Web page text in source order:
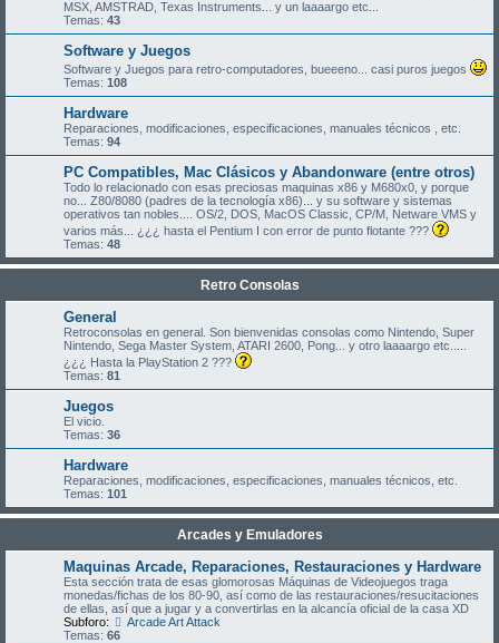
MSX, AMSTRAD, Texas Instruments... y un laaaargo etc...
Temas: 43
Software y Juegos
Software y Juegos para retro-computadores, bueeeno... casi puros juegos
Temas: 108
Hardware
Reparaciones, modificaciones, especificaciones, manuales técnicos , etc.
Temas: 94
PC Compatibles, Mac Clásicos y Abandonware (entre otros)
Todo lo relacionado con esas preciosas maquinas x86 y M680x0, y porque
no... Z80/8080 (padres de la tecnología x86)... y su software y sistemas
operativos tan nobles.... OS/2, DOS, MacOS Classic, CP/M, Netware VMS y
varios más... ¿¿¿ hasta el Pentium I con error de punto flotante ???
Temas: 48
Retro Consolas
General
Retroconsolas en general. Son bienvenidas consolas como Nintendo, Super
Nintendo, Sega Master System, ATARI 2600, Pong... y otro laaaargo etc.....
¿¿¿ Hasta la PlayStation 2 ???
Temas: 81
Juegos
El vicio.
Temas: 36
Hardware
Reparaciones, modificaciones, especificaciones, manuales técnicos, etc.
Temas: 101
Arcades y Emuladores
Maquinas Arcade, Reparaciones, Restauraciones y Hardware
Esta sección trata de esas glomorosas Máquinas de Videojuegos traga
monedas/fichas de los 80-90, así como de las restauraciones/resucitaciones
de ellas, así que a jugar y a convertirlas en la alcancía oficial de la casa XD
Subforo:
Arcade Art Attack
Temas: 66